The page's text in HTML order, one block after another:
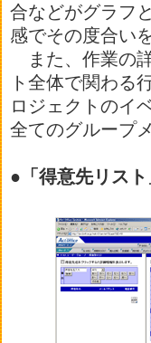
合などがグラフ
感でその度合い
また、作業の
ト全体で関わる
ロジェクトのイ
全てのグループ
●「得意先リスト